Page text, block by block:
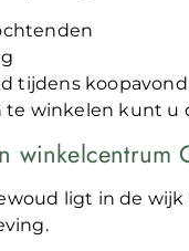
tijdens koopavond
te winkelen kunt
winkelcentrum
ligt in de wijk